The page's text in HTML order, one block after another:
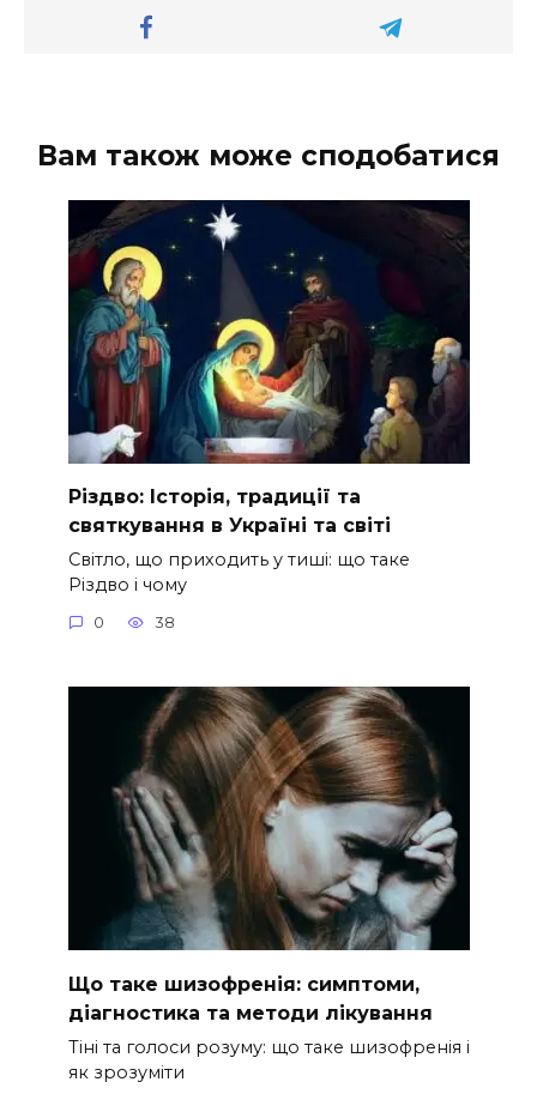
Вам також може сподобатися
Різдво: Історія, традиції та
святкування в Україні та світі
Світло, що приходить у тиші: що таке
Різдво і чому
0 38
Що таке шизофренія: симптоми,
діагностика та методи лікування
Тіні та голоси розуму: що таке шизофренія і
як зрозуміти